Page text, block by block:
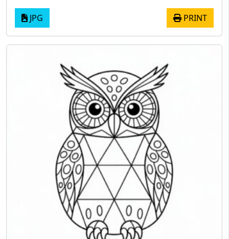
JPG PRINT